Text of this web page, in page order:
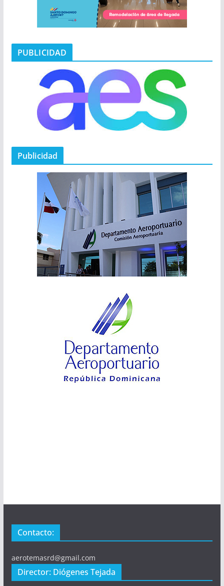
PUBLICIDAD
Publicidad
Contacto:
aerotemasrd@gmail.com
Director: Diógenes Tejada